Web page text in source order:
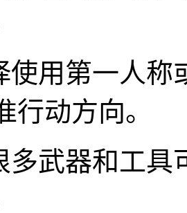
使用第一人
行动方向。
多武器和工